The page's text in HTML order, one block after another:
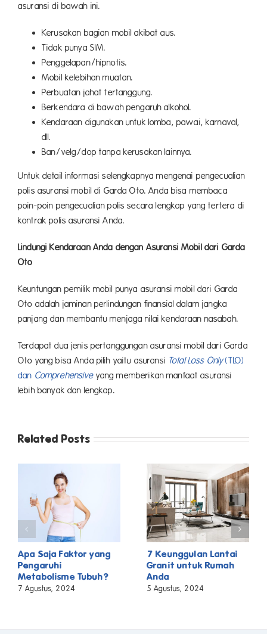
asuransi di bawah ini.
Kerusakan bagian mobil akibat aus.
Tidak punya SIM.
Penggelapan/hipnotis.
Mobil kelebihan muatan.
Perbuatan jahat tertanggung.
Berkendara di bawah pengaruh alkohol.
Kendaraan digunakan untuk lomba, pawai, karnaval,
dll.
Ban/velg/dop tanpa kerusakan lainnya.
Untuk detail informasi selengkapnya mengenai pengecualian
polis asuransi mobil di Garda Oto. Anda bisa membaca
poin-poin pengecualian polis secara lengkap yang tertera di
kontrak polis asuransi Anda.
Lindungi Kendaraan Anda dengan Asuransi Mobil dari Garda
Oto
Keuntungan pemilik mobil punya asuransi mobil dari Garda
Oto adalah jaminan perlindungan finansial dalam jangka
panjang dan membantu menjaga nilai kendaraan nasabah.
Terdapat dua jenis pertanggungan asuransi mobil dari Garda
Oto yang bisa Anda pilih yaitu asuransi Total Loss Only(TLO)
dan Comprehensiveyang memberikan manfaat asuransi
lebih banyak dan lengkap.
Related Posts
Apa Saja Faktor yang
Pengaruhi
Metabolisme Tubuh?
7 Agustus, 2024
7 Keunggulan Lantai
Granit untuk Rumah
Anda
5 Agustus, 2024